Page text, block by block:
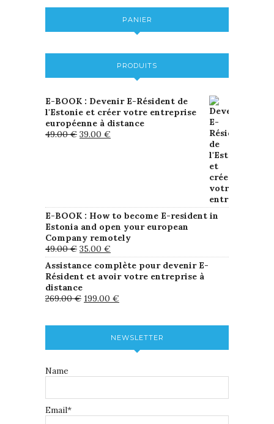
PANIER
PRODUITS
E-BOOK : Devenir E-Résident de
l'Estonie et créer votre entreprise
européenne à distance
49.00€ 39.00 €
E-BOOK : How to become E-resident in
Estonia and open your european
Company remotely
49.00€ 35.00 €
Assistance complète pour devenir E-
Résident et avoir votre entreprise à
distance
269.00€ 199.00 €
NEWSLETTER
Name
Email*